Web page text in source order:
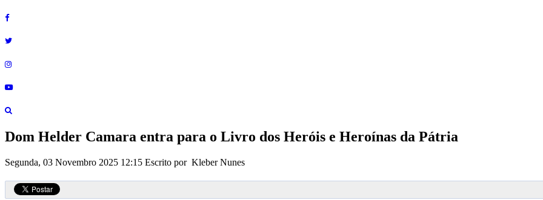
Dom Helder Camara entra para o Livro dos Heróis e Heroínas da Pátria
Segunda, 03 Novembro 2025 12:15 Escrito por Kleber Nunes